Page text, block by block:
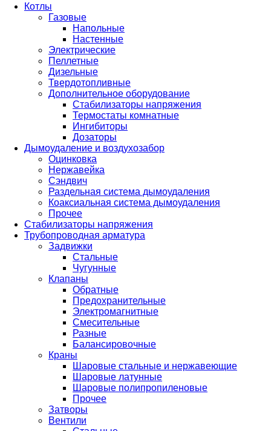
Котлы
Газовые
Напольные
Настенные
Электрические
Пеллетные
Дизельные
Твердотопливные
Дополнительное оборудование
Стабилизаторы напряжения
Термостаты комнатные
Ингибиторы
Дозаторы
Дымоудаление и воздухозабор
Оцинковка
Нержавейка
Сэндвич
Раздельная система дымоудаления
Коаксиальная система дымоудаления
Прочее
Стабилизаторы напряжения
Трубопроводная арматура
Задвижки
Стальные
Чугунные
Клапаны
Обратные
Предохранительные
Электромагнитные
Смесительные
Разные
Балансировочные
Краны
Шаровые стальные и нержавеющие
Шаровые латунные
Шаровые полипропиленовые
Прочее
Затворы
Вентили